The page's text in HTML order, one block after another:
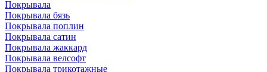
Покрывала
Покрывала бязь
Покрывала поплин
Покрывала сатин
Покрывала жаккард
Покрывала велсофт
Покрывала трикотажные